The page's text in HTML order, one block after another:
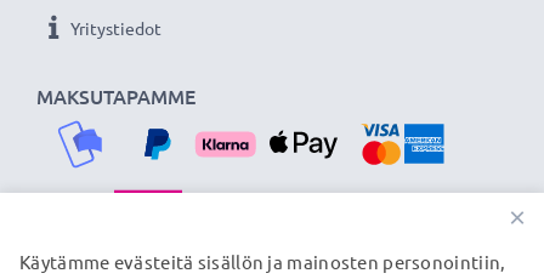
MAKSUTAPAMME
Yritystiedot
TOIMITUSKUMPPANIMME
×
Käytämme evästeitä sisällön ja mainosten personointiin,